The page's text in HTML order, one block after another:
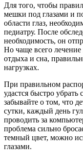
Для того, чтобы
мешки под глазами и
области глаз,
педиатру. После
необходимость, он
Но чаще всего
отдыха и сна,
нагрузках.
При правильном
удастся быстро
забывайте о том, что
сутки, каждый день
проводить за
проблема сильно
темный цвет, можно
глазами.